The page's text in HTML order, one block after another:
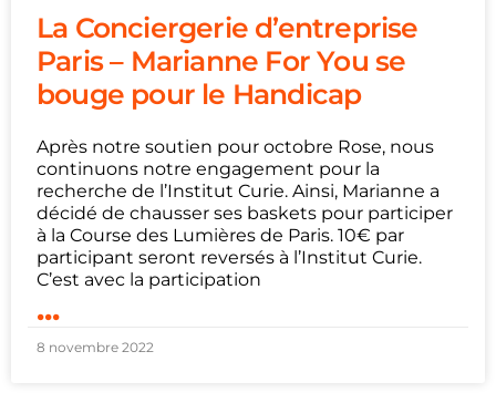
La Conciergerie d’entreprise
Paris – Marianne For You se
bouge pour le Handicap
Après notre soutien pour octobre Rose, nous
continuons notre engagement pour la
recherche de l’Institut Curie. Ainsi, Marianne a
décidé de chausser ses baskets pour participer
à la Course des Lumières de Paris. 10€ par
participant seront reversés à l’Institut Curie.
C’est avec la participation
...
8 novembre 2022